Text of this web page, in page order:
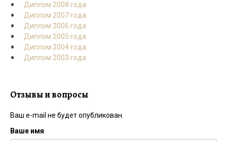
Диплом 2008 года
Диплом 2007 года
Диплом 2006 года
Диплом 2005 года
Диплом 2004 года
Диплом 2003 года
Отзывы и вопросы
Ваш e-mail не будет опубликован.
Ваше имя